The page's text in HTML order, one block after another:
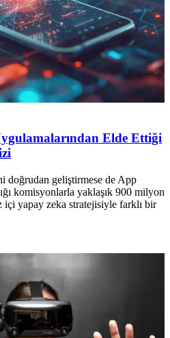
Elde Ettiği
doğrudan geliştirmese de App
komisyonlarla yaklaşık 900 milyon
yapay zeka stratejisiyle farklı bir